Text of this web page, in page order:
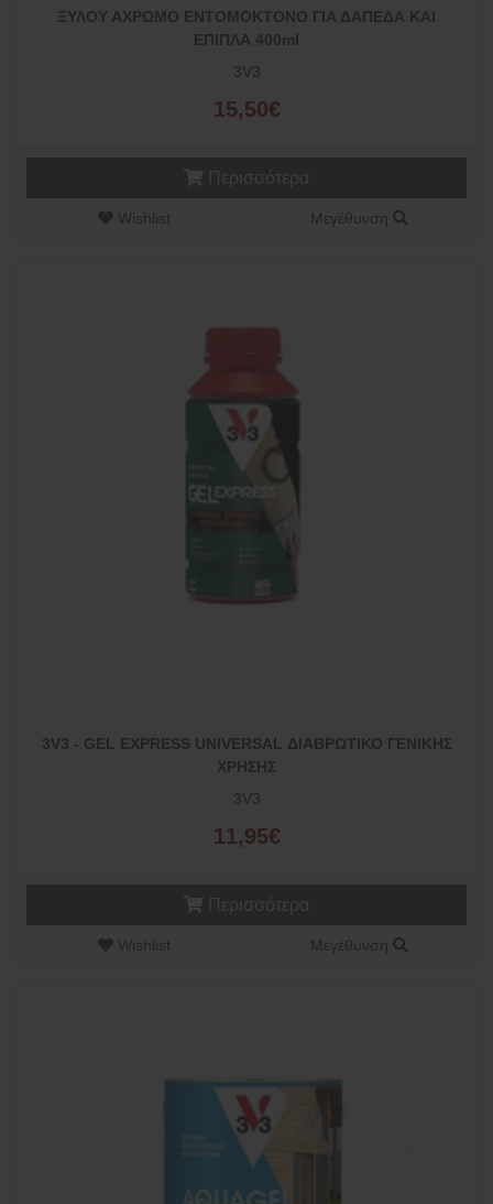
ΞΥΛΟΥ ΑΧΡΩΜΟ ΕΝΤΟΜΟΚΤΟΝΟ ΓΙΑ ΔΑΠΕΔΑ ΚΑΙ
ΕΠΙΠΛΑ 400ml
3V3
15,50€
Wishlist Μεγέθυνση
3V3 - GEL EXPRESS UNIVERSAL ΔΙΑΒΡΩΤΙΚΟ ΓΕΝΙΚΗΣ
ΧΡΗΣΗΣ
3V3
11,95€
Wishlist Μεγέθυνση